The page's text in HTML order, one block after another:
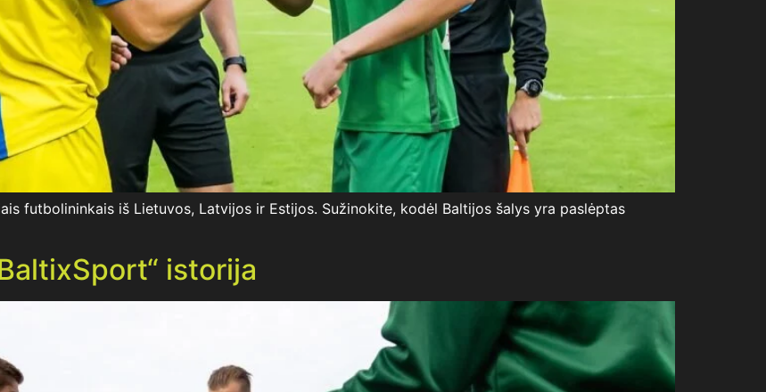
futbolininkais iš Lietuvos, Latvijos ir Estijos. Sužinokite, kodėl Baltijos šalys yra paslėptas
istorija